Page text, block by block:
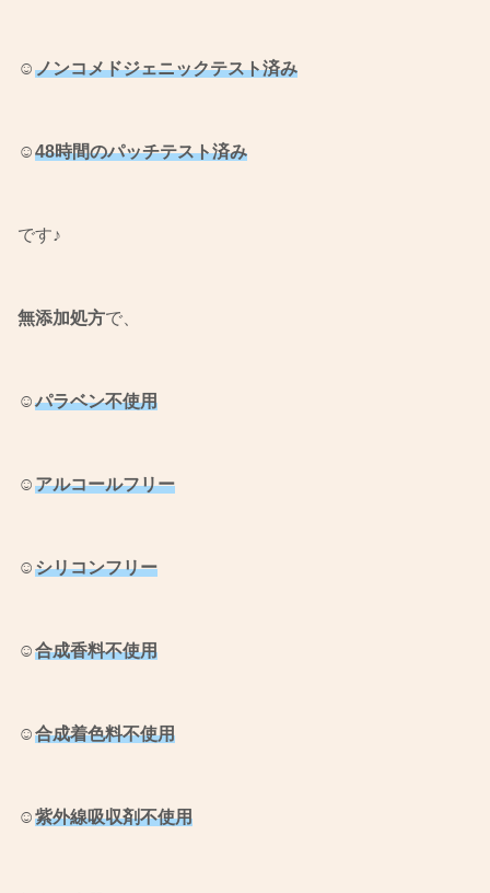
☺︎ノンコメドジェニックテスト済み
☺︎48時間のパッチテスト済み
です♪
無添加処方で、
☺︎パラベン不使用
☺︎アルコールフリー
☺︎シリコンフリー
☺︎合成香料不使用
☺︎合成着色料不使用
☺︎紫外線吸収剤不使用